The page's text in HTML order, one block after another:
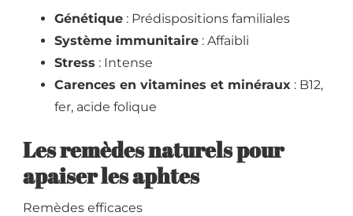
Génétique : Prédispositions familiales
Système immunitaire : Affaibli
Stress : Intense
Carences en vitamines et minéraux : B12,
fer, acide folique
Les remèdes naturels pour
apaiser les aphtes
Remèdes efficaces